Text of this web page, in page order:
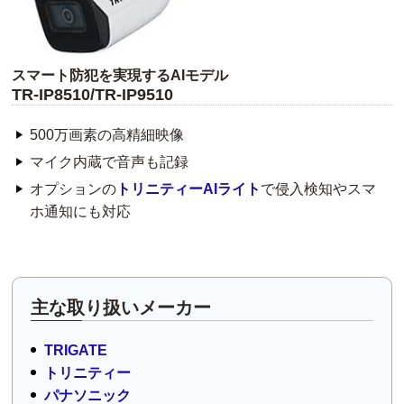
スマート防犯を実現するAIモデル
TR-IP8510/TR-IP9510
500万画素の高精細映像
マイク内蔵で音声も記録
オプションの トリニティーAIライト で侵入検知やスマ
ホ通知にも対応
主な取り扱いメーカー
TRIGATE
トリニティー
パナソニック